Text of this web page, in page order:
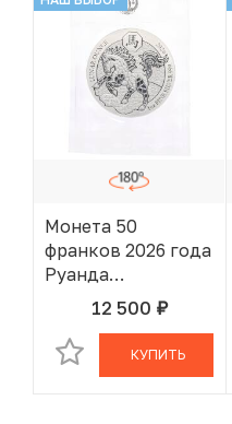
Монета 50
франков 2026 года
Руанда
«Китайский
гороскоп — Год
лошади»
12 500 руб.
В КОРЗИНЕ
КУПИТЬ